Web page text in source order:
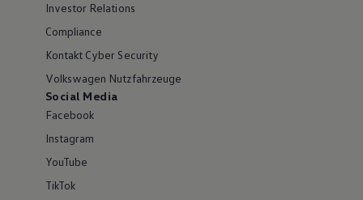
Investor Relations
Compliance
Kontakt Cyber Security
Volkswagen Nutzfahrzeuge
Social Media
Facebook
Instagram
YouTube
TikTok